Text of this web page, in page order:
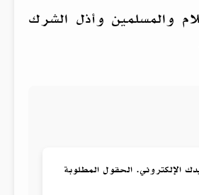
والمسلمين وأذل الشرك
الإلكتروني. الحقول المطلوبة